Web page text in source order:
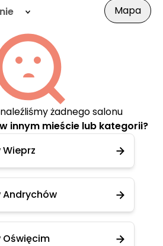
Mapa
żadnego salonu
innym mieście lub kategorii?
Andrychów
Oświęcim